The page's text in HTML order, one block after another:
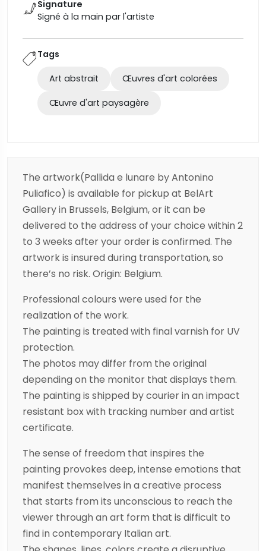
Signature
Signé à la main par l'artiste
Tags
Art abstrait Œuvres d'art colorées
Œuvre d'art paysagère
The artwork(Pallida e lunare by Antonino
Puliafico) is available for pickup at BelArt
Gallery in Brussels, Belgium, or it can be
delivered to the address of your choice within 2
to 3 weeks after your order is confirmed. The
artwork is insured during transportation, so
there’s no risk. Origin: Belgium.
Professional colours were used for the
realization of the work.
The painting is treated with final varnish for UV
protection.
The photos may differ from the original
depending on the monitor that displays them.
The painting is shipped by courier in an impact
resistant box with tracking number and artist
certificate.
The sense of freedom that inspires the
painting provokes deep, intense emotions that
manifest themselves in a creative process
that starts from its unconscious to reach the
viewer through an art form that is difficult to
find in contemporary Italian art.